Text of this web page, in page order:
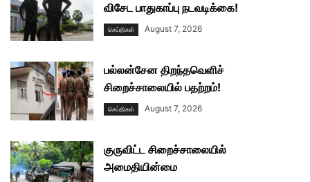
விசேட பாதுகாப்பு நடவடிக்கை!
செய்திகள் August 7, 2026
பல்லன்சேன திறந்தவெளிச்
சிறைச்சாலையில் பதற்றம்!
செய்திகள் August 7, 2026
குருவிட்ட சிறைச்சாலையில்
அமைதியின்மை